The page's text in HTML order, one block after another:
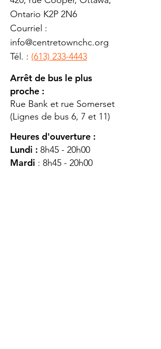
Ontario K2P 2N6
Courriel :
info@centretownchc.org
Tél. : (613) 233-4443
Arrêt de bus le plus
proche :
Rue Bank et rue Somerset
(Lignes de bus 6, 7 et 11)
Heures d'ouverture :
Lundi : 8h45 - 20h00
Mardi : 8h45 - 20h00